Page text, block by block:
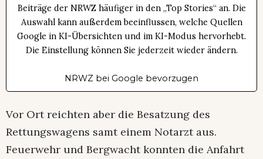
Beiträge der NRWZ häufiger in den „Top Stories“ an. Die
Auswahl kann außerdem beeinflussen, welche Quellen
Google in KI-Übersichten und im KI-Modus hervorhebt.
Die Einstellung können Sie jederzeit wieder ändern.
NRWZ bei Google bevorzugen
Vor Ort reichten aber die Besatzung des
Rettungswagens samt einem Notarzt aus.
Feuerwehr und Bergwacht konnten die Anfahrt